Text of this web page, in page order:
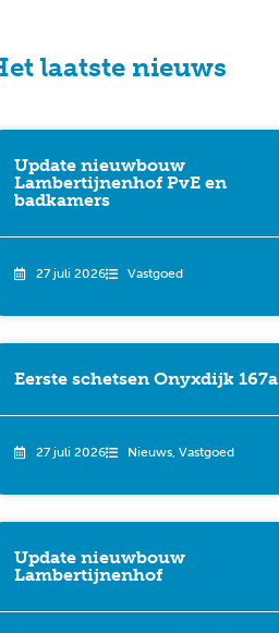
laatste nieuws
Update nieuwbouw
Lambertijnenhof PvE en
badkamers
27 juli 2026 Vastgoed
Eerste schetsen Onyxdijk 167a
27 juli 2026 Nieuws, Vastgoed
Update nieuwbouw
Lambertijnenhof